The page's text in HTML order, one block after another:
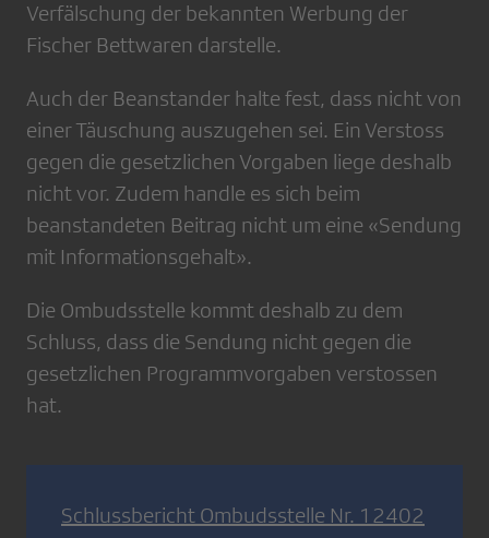
Verfälschung der bekannten Werbung der
Fischer Bettwaren darstelle.
Auch der Beanstander halte fest, dass nicht von
einer Täuschung auszugehen sei. Ein Verstoss
gegen die gesetzlichen Vorgaben liege deshalb
nicht vor. Zudem handle es sich beim
beanstandeten Beitrag nicht um eine «Sendung
mit Informationsgehalt».
Die Ombudsstelle kommt deshalb zu dem
Schluss, dass die Sendung nicht gegen die
gesetzlichen Programmvorgaben verstossen
hat.
Schlussbericht Ombudsstelle Nr. 12402